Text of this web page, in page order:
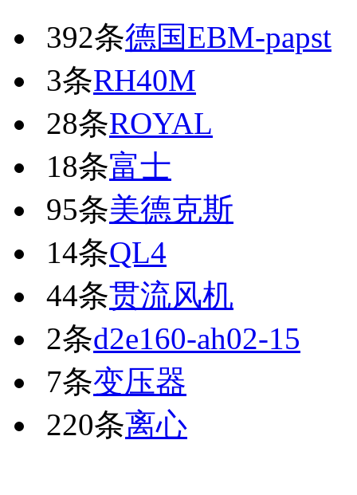
392条德国EBM-papst
3条RH40M
28条ROYAL
18条富士
95条美德克斯
14条QL4
44条贯流风机
2条d2e160-ah02-15
7条变压器
220条离心